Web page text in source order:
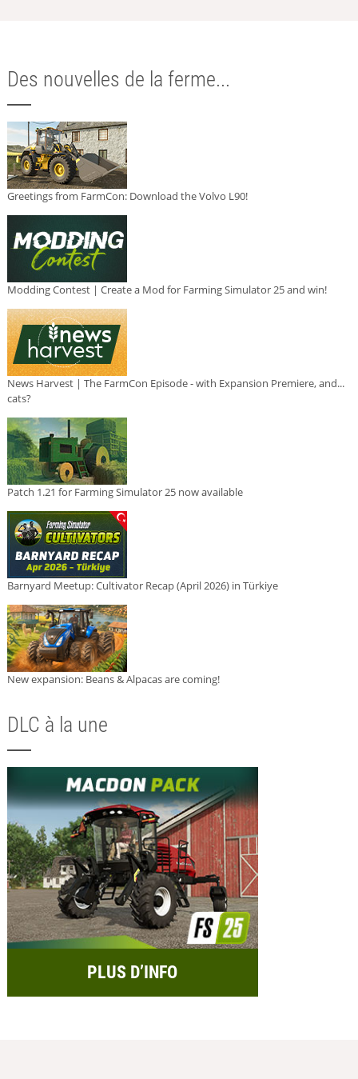
Des nouvelles de la ferme...
Greetings from FarmCon: Download the Volvo L90!
Modding Contest | Create a Mod for Farming Simulator 25 and win!
News Harvest | The FarmCon Episode - with Expansion Premiere, and...
cats?
Patch 1.21 for Farming Simulator 25 now available
Barnyard Meetup: Cultivator Recap (April 2026) in Türkiye
New expansion: Beans & Alpacas are coming!
DLC à la une
PLUS D’INFO